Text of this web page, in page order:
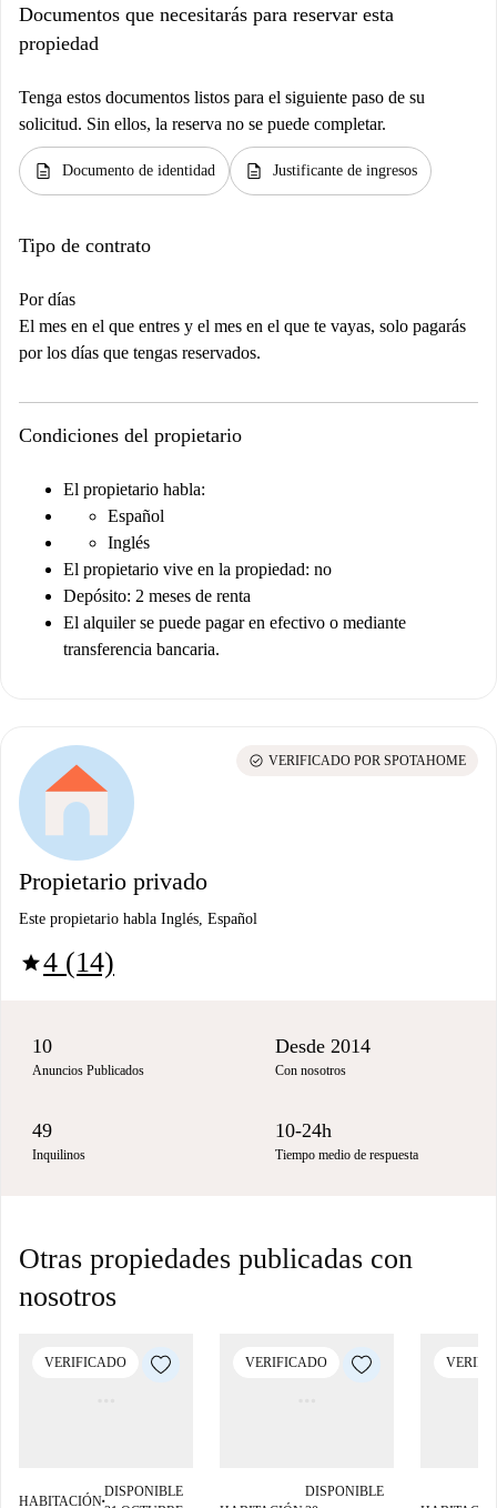
Documentos que necesitarás para reservar esta
propiedad
Tenga estos documentos listos para el siguiente paso de su
solicitud. Sin ellos, la reserva no se puede completar.
description Documento de identidad description Justificante de ingresos
Tipo de contrato
Por días
El mes en el que entres y el mes en el que te vayas, solo pagarás
por los días que tengas reservados.
Condiciones del propietario
El propietario habla:
Español
Inglés
El propietario vive en la propiedad: no
Depósito: 2 meses de renta
El alquiler se puede pagar en efectivo o mediante
transferencia bancaria.
Propietario privado
Este propietario habla Inglés, Español
star4 (14)
check_circle VERIFICADO POR SPOTAHOME
10
Anuncios Publicados
Desde 2014
Con nosotros
49
Inquilinos
10-24h
Tiempo medio de respuesta
Otras propiedades publicadas con
nosotros
VERIFICADO
HABITACIÓN■
DISPONIBLE
VERIFICADO
DISPONIBLE